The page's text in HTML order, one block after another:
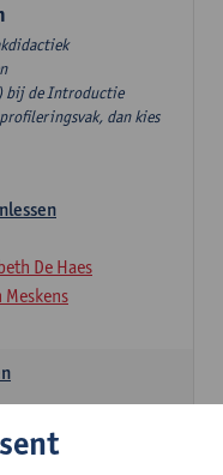
bij de Introductie
dan kies
De Haes
Bogaert
Yann Morard